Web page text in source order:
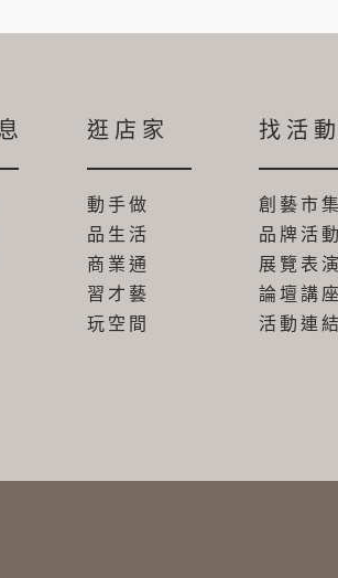
逛店家
動手做
品生活
商業通
習才藝
玩空間
找活動
創藝市集
品牌活動
展覽表演
論壇講座
活動連結